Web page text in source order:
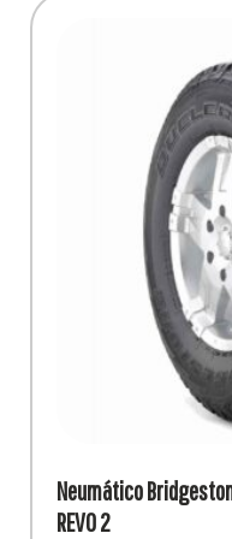
Neumático
REVO 2